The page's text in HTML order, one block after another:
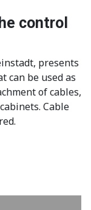
control
presents
can be used as
of cables,
Cable